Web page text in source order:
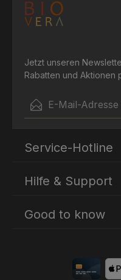
Jetzt unseren
Rabatten und Aktionen
E-Mail-Adresse*
einverstanden.
Pflichtfelder.
Service-Hotline
Hilfe & Support
Good to know